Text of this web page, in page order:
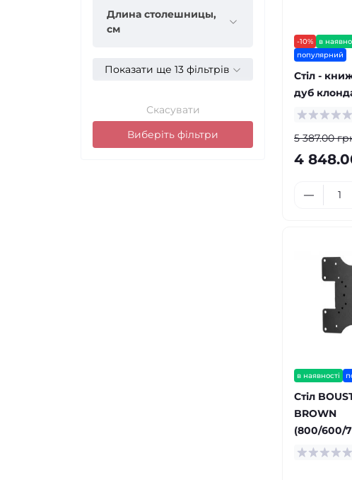
Длина столешницы,
см
Показати ще 13 фільтрів
Скасувати
Виберіть фільтри
-10%
в
популярний
Стіл -
дуб
5 387.00
4
в наявності
Стіл
BROWN
(800/600/